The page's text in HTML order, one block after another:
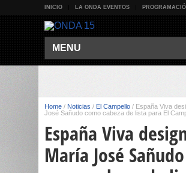
INICIO LA ONDA EVENTOS
MENU
Home / Noticias / El Campello / España Viva
José Sañudo como cabeza de lista para El
España Viva
María José Sañudo